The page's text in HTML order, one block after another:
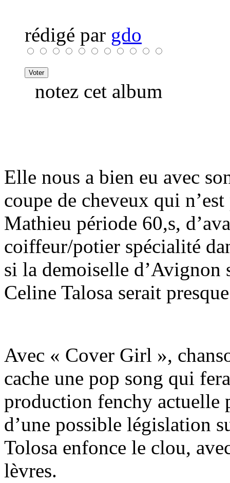
rédigé par gdo
notez cet album
Elle nous a bien eu avec
coupe de cheveux qui
Mathieu période 60,s,
coiffeur/potier spécialité
si la demoiselle d’Avignon
Celine Talosa serait
Avec « Cover Girl »,
cache une pop song qui
production fenchy actuelle
d’une possible législation
Tolosa enfonce le clou,
lèvres.